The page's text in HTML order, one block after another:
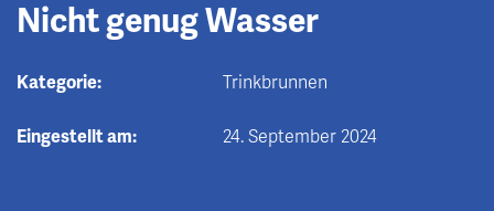
Nicht genug Wasser
Kategorie: Trinkbrunnen
Eingestellt am: 24. September 2024